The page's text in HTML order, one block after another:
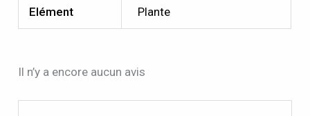
Elément Plante
Il n’y a encore aucun avis